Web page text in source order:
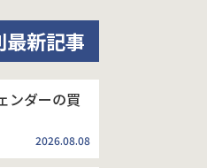
最新記事
ンダーの買
2026.08.08